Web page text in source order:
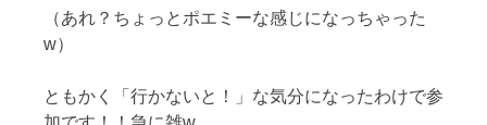
（あれ？ちょっとポエミーな感じになっちゃった
w）
ともかく「行かないと！」な気分になったわけで参